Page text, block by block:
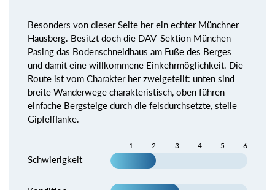
Besonders von dieser Seite her ein echter Münchner
Hausberg. Besitzt doch die DAV-Sektion München-
Pasing das Bodenschneidhaus am Fuße des Berges
und damit eine willkommene Einkehrmöglichkeit. Die
Route ist vom Charakter her zweigeteilt: unten sind
breite Wanderwege charakteristisch, oben führen
einfache Bergsteige durch die felsdurchsetzte, steile
Gipfelflanke.
1 2 3 4 5 6
Schwierigkeit